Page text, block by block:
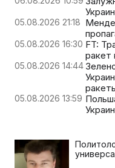
05.08.2026 21:18
05.08.2026 16:30 FT:
ракет
05.08.2026 14:44
05.08.2026 13:59